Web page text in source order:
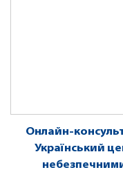
Онлайн-
Український